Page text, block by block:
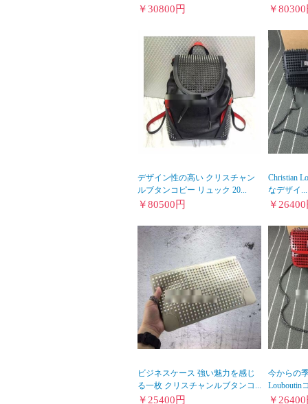
￥30800円 ￥80300
デザイン性の高い クリスチャン
ルブタンコピー リュック 20...
￥80500円
Christian
なデザイ...
￥ 26400
ビジネスケース 強い魅力を感じ
る一枚 クリスチャンルブタンコ...
￥ 25400円
今からの
Louboutin
￥ 26400